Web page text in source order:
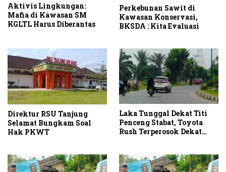
Aktivis Lingkungan:
Mafia di Kawasan SM
KGLTL Harus Diberantas
Perkebunan Sawit di
Kawasan Konservasi,
BKSDA : Kita Evaluasi
Direktur RSU Tanjung
Selamat Bungkam Soal
Hak PKWT
Laka Tunggal Dekat Titi
Penceng Stabat, Toyota
Rush Terperosok Dekat